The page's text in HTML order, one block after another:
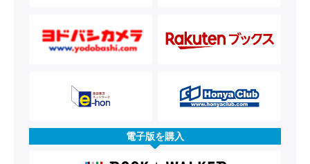
電子版を購入